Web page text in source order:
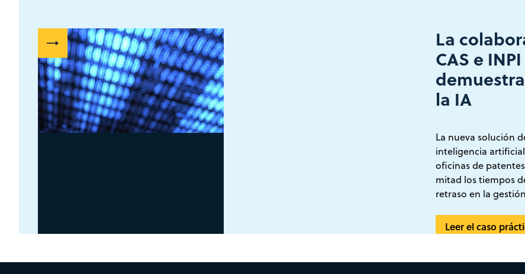
La
CAS e
la IA
La nueva solución
inteligencia
oficinas de
mitad los tiempos
retraso en la
Leer el caso